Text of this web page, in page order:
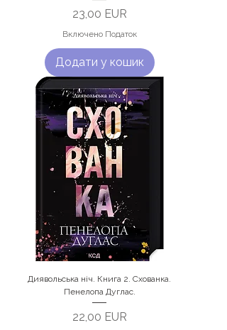
Ціна
23,00 EUR
Включено Податок
Додати у кошик
Диявольська ніч. Книга 2. Схованка.
Пенелопа Дуглас.
Ціна
22,00 EUR